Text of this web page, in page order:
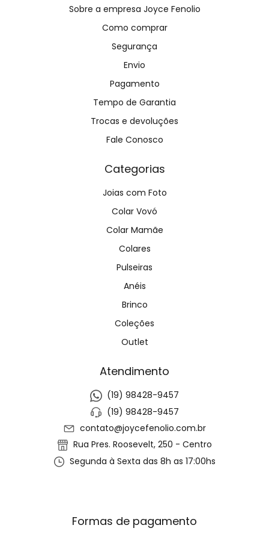
Sobre a empresa Joyce Fenolio
Como comprar
Segurança
Envio
Pagamento
Tempo de Garantia
Trocas e devoluções
Fale Conosco
Categorias
Joias com Foto
Colar Vovó
Colar Mamãe
Colares
Pulseiras
Anéis
Brinco
Coleções
Outlet
Atendimento
(19) 98428-9457
(19) 98428-9457
contato@joycefenolio.com.br
Rua Pres. Roosevelt, 250 - Centro
Segunda à Sexta das 8h as 17:00hs
Formas de pagamento